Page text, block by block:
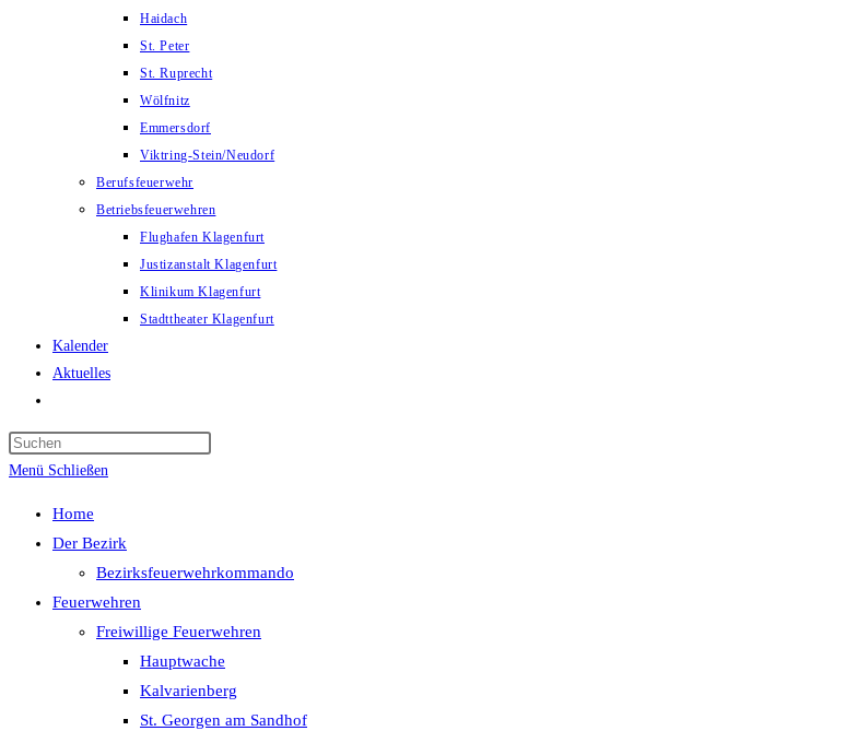
Haidach
St. Peter
St. Ruprecht
Wölfnitz
Emmersdorf
Viktring-Stein/Neudorf
Berufsfeuerwehr
Betriebsfeuerwehren
Flughafen Klagenfurt
Justizanstalt Klagenfurt
Klinikum Klagenfurt
Stadttheater Klagenfurt
Kalender
Aktuelles
umschalten
search
Menü Schließen
Home
Der Bezirk
Bezirksfeuerwehrkommando
Feuerwehren
Freiwillige Feuerwehren
Hauptwache
Kalvarienberg
St. Georgen am Sandhof